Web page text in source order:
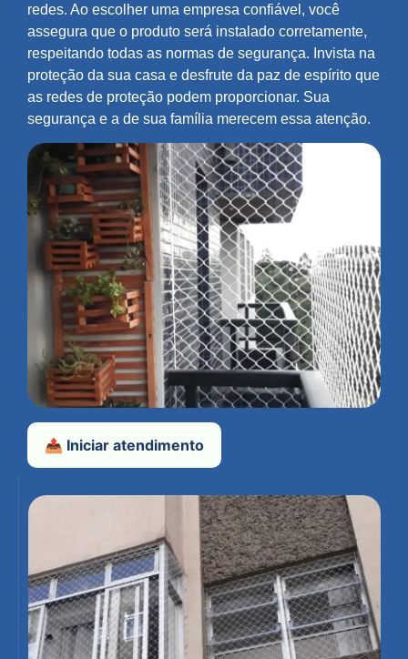
redes. Ao escolher uma empresa confiável, você
assegura que o produto será instalado corretamente,
respeitando todas as normas de segurança. Invista na
proteção da sua casa e desfrute da paz de espírito que
as redes de proteção podem proporcionar. Sua
segurança e a de sua família merecem essa atenção.
📤 Iniciar atendimento